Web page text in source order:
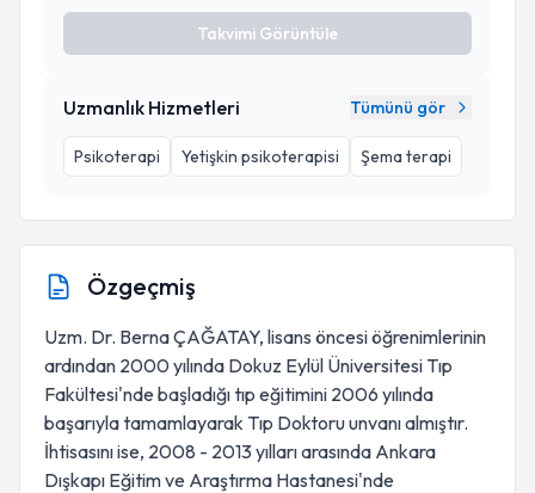
Takvimi Görüntüle
Uzmanlık Hizmetleri Tümünü gör
Psikoterapi Yetişkin psikoterapisi Şema terapi
Özgeçmiş
Uzm. Dr. Berna ÇAĞATAY, lisans öncesi öğrenimlerinin
ardından 2000 yılında Dokuz Eylül Üniversitesi Tıp
Fakültesi'nde başladığı tıp eğitimini 2006 yılında
başarıyla tamamlayarak Tıp Doktoru unvanı almıştır.
İhtisasını ise, 2008 - 2013 yılları arasında Ankara
Dışkapı Eğitim ve Araştırma Hastanesi'nde